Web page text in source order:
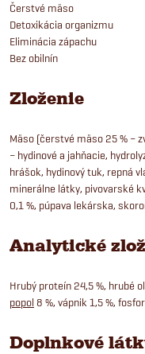
Čerstvé mäso
Detoxikácia organizmu
Eliminácia zápachu
Bez obilnín
Zloženie
Mäso (čerstvé mäso 25 % –
– hydinové a jahňacie,
hrášok, hydinový tuk, repná
minerálne látky, pivovarské
0,1 %, púpava lekárska,
Analytické
Hrubý proteín 24,5 %, hrubé
popol 8 %, vápnik 1,5 %,
Doplnkové